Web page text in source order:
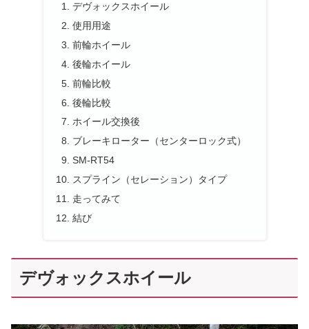
デヴォックスホイール
使用用途
前輪ホイール
後輪ホイール
前輪比較
後輪比較
ホイール交換後
ブレーキローター（センターロック式）
SM-RT54
スプライン（セレーション）タイプ
走ってみて
結び
デヴォックスホイール